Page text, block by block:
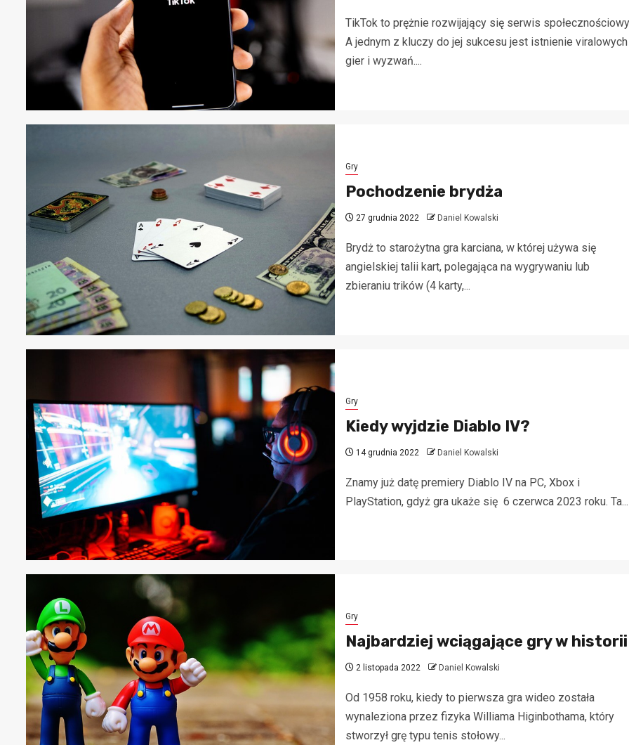
TikTok to prężnie rozwijający się serwis
A jednym z kluczy do jej sukcesu jest istnienie viralowych
gier i wyzwań....
Gry
Pochodzenie brydża
27 grudnia 2022 Daniel Kowalski
Brydż to starożytna gra karciana, w której używa się
angielskiej talii kart, polegająca na wygrywaniu lub
zbieraniu trików (4 karty,...
Gry
Kiedy wyjdzie Diablo IV?
14 grudnia 2022 Daniel Kowalski
Znamy już datę premiery Diablo IV na PC, Xbox i
PlayStation, gdyż gra ukaże się 6 czerwca 2023 roku. Ta...
Gry
Najbardziej wciągające gry w historii
2 listopada 2022 Daniel Kowalski
Od 1958 roku, kiedy to pierwsza gra wideo została
wynaleziona przez fizyka Williama Higinbothama, który
stworzył grę typu tenis stołowy...